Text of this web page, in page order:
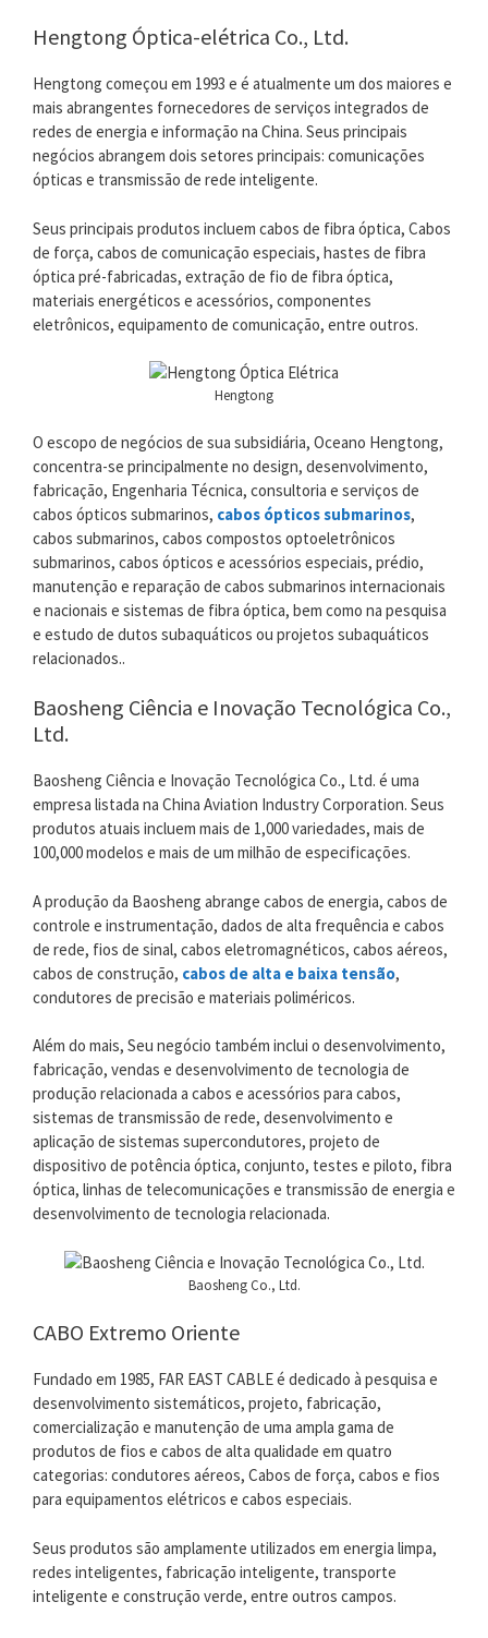
Hengtong Óptica-elétrica Co., Ltd.
Hengtong começou em 1993 e é atualmente um dos maiores e
mais abrangentes fornecedores de serviços integrados de
redes de energia e informação na China. Seus principais
negócios abrangem dois setores principais: comunicações
ópticas e transmissão de rede inteligente.
Seus principais produtos incluem cabos de fibra óptica, Cabos
de força, cabos de comunicação especiais, hastes de fibra
óptica pré-fabricadas, extração de fio de fibra óptica,
materiais energéticos e acessórios, componentes
eletrônicos, equipamento de comunicação, entre outros.
Hengtong
O escopo de negócios de sua subsidiária, Oceano Hengtong,
concentra-se principalmente no design, desenvolvimento,
fabricação, Engenharia Técnica, consultoria e serviços de
cabos ópticos submarinos, cabos ópticos submarinos,
cabos submarinos, cabos compostos optoeletrônicos
submarinos, cabos ópticos e acessórios especiais, prédio,
manutenção e reparação de cabos submarinos internacionais
e nacionais e sistemas de fibra óptica, bem como na pesquisa
e estudo de dutos subaquáticos ou projetos subaquáticos
relacionados..
Baosheng Ciência e Inovação Tecnológica Co.,
Ltd.
Baosheng Ciência e Inovação Tecnológica Co., Ltd. é uma
empresa listada na China Aviation Industry Corporation. Seus
produtos atuais incluem mais de 1,000 variedades, mais de
100,000 modelos e mais de um milhão de especificações.
A produção da Baosheng abrange cabos de energia, cabos de
controle e instrumentação, dados de alta frequência e cabos
de rede, fios de sinal, cabos eletromagnéticos, cabos aéreos,
cabos de construção, cabos de alta e baixa tensão,
condutores de precisão e materiais poliméricos.
Além do mais, Seu negócio também inclui o desenvolvimento,
fabricação, vendas e desenvolvimento de tecnologia de
produção relacionada a cabos e acessórios para cabos,
sistemas de transmissão de rede, desenvolvimento e
aplicação de sistemas supercondutores, projeto de
dispositivo de potência óptica, conjunto, testes e piloto, fibra
óptica, linhas de telecomunicações e transmissão de energia e
desenvolvimento de tecnologia relacionada.
Baosheng Co., Ltd.
CABO Extremo Oriente
Fundado em 1985, FAR EAST CABLE é dedicado à pesquisa e
desenvolvimento sistemáticos, projeto, fabricação,
comercialização e manutenção de uma ampla gama de
produtos de fios e cabos de alta qualidade em quatro
categorias: condutores aéreos, Cabos de força, cabos e fios
para equipamentos elétricos e cabos especiais.
Seus produtos são amplamente utilizados em energia limpa,
redes inteligentes, fabricação inteligente, transporte
inteligente e construção verde, entre outros campos.